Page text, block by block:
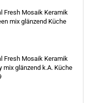
Fresh Mosaik Keramik
mix glänzend Küche
Fresh Mosaik Keramik
mix glänzend k.A. Küche